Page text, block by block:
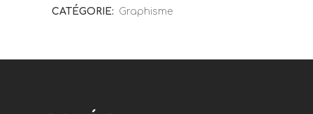
CATÉGORIE: Graphisme